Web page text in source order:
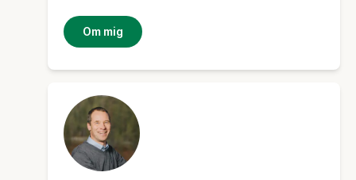
Om mig